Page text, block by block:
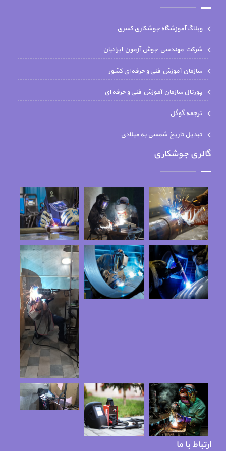
وبلاگ آموزشگاه جوشکاری کسری
شركت مهندسي جوش آزمون ايرانيان
سازمان آموزش فنی و حرفه ای کشور
پورتال سازمان آموزش فنی و حرفه ای
ترجمه گوگل
تبدیل تاریخ شمسی به میلادی
گالری جوشکاری
ارتباط با ما